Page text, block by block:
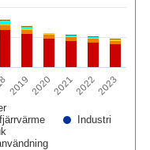
Industri
20192020202120222023